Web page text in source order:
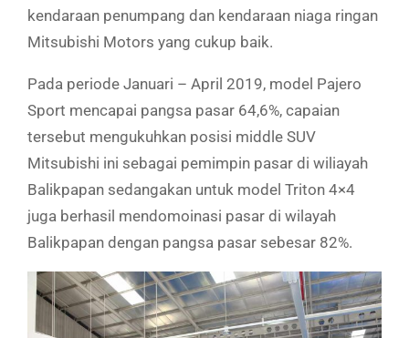
kendaraan penumpang dan kendaraan niaga ringan
Mitsubishi Motors yang cukup baik.
Pada periode Januari – April 2019, model Pajero
Sport mencapai pangsa pasar 64,6%, capaian
tersebut mengukuhkan posisi middle SUV
Mitsubishi ini sebagai pemimpin pasar di wiliayah
Balikpapan sedangakan untuk model Triton 4×4
juga berhasil mendomoinasi pasar di wilayah
Balikpapan dengan pangsa pasar sebesar 82%.